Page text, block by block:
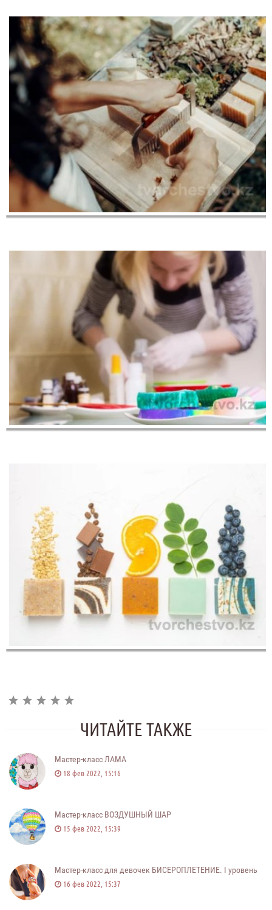
ЧИТАЙТЕ ТАКЖЕ
Мастер-класс ЛАМА
18 фев 2022, 15:16
Мастер-класс ВОЗДУШНЫЙ ШАР
15 фев 2022, 15:39
Мастер-класс для девочек БИСЕРОПЛЕТЕНИЕ. I уровень
16 фев 2022, 15:37